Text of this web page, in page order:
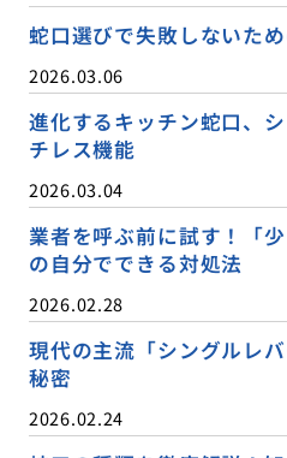
蛇口選びで失敗しないた
2026.03.06
進化するキッチン蛇口、
チレス機能
2026.03.04
業者を呼ぶ前に試す！「
の自分でできる対処法
2026.02.28
現代の主流「シングルレ
秘密
2026.02.24